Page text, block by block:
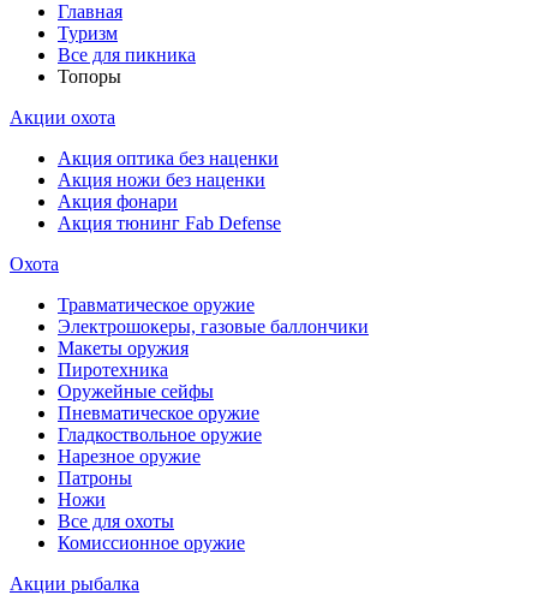
Главная
Туризм
Все для пикника
Топоры
Акции охота
Акция оптика без наценки
Акция ножи без наценки
Акция фонари
Акция тюнинг Fab Defense
Охота
Травматическое оружие
Электрошокеры, газовые баллончики
Макеты оружия
Пиротехника
Оружейные сейфы
Пневматическое оружие
Гладкоствольное оружие
Нарезное оружие
Патроны
Ножи
Все для охоты
Комиссионное оружие
Акции рыбалка